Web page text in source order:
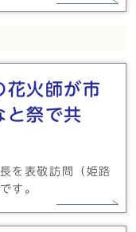
花火師が市
と祭で共
を表敬訪問（姫路
す。